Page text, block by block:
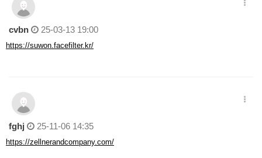
cvbn 25-03-13 19:00
https://suwon.facefilter.kr/
fghj 25-11-06 14:35
https://zellnerandcompany.com/